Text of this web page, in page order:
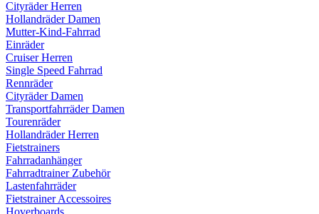
Cityräder Herren
Hollandräder Damen
Mutter-Kind-Fahrrad
Einräder
Cruiser Herren
Single Speed Fahrrad
Rennräder
Cityräder Damen
Transportfahrräder Damen
Tourenräder
Hollandräder Herren
Fietstrainers
Fahrradanhänger
Fahrradtrainer Zubehör
Lastenfahrräder
Fietstrainer Accessoires
Hoverboards